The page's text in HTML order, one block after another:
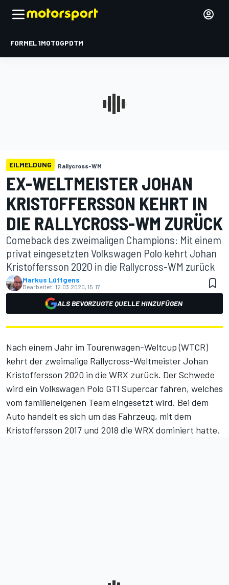
FORMEL 1MOTOGPDTM
EILMELDUNG Rallycross-WM
EX-WELTMEISTER JOHAN
KRISTOFFERSSON KEHRT IN
DIE RALLYCROSS-WM ZURÜCK
Comeback des zweimaligen Champions: Mit einem
privat eingesetzten Volkswagen Polo kehrt Johan
Kristoffersson 2020 in die Rallycross-WM zurück
Markus Lüttgens
Bearbeitet: 12.03.2020, 15:17
ALS BEVORZUGTE QUELLE HINZUFÜGEN
Nach einem Jahr im Tourenwagen-Weltcup (WTCR)
kehrt der zweimalige Rallycross-Weltmeister Johan
Kristoffersson 2020 in die WRX zurück. Der Schwede
wird ein Volkswagen Polo GTI Supercar fahren, welches
vom familieneigenen Team eingesetzt wird. Bei dem
Auto handelt es sich um das Fahrzeug, mit dem
Kristoffersson 2017 und 2018 die WRX dominiert hatte.